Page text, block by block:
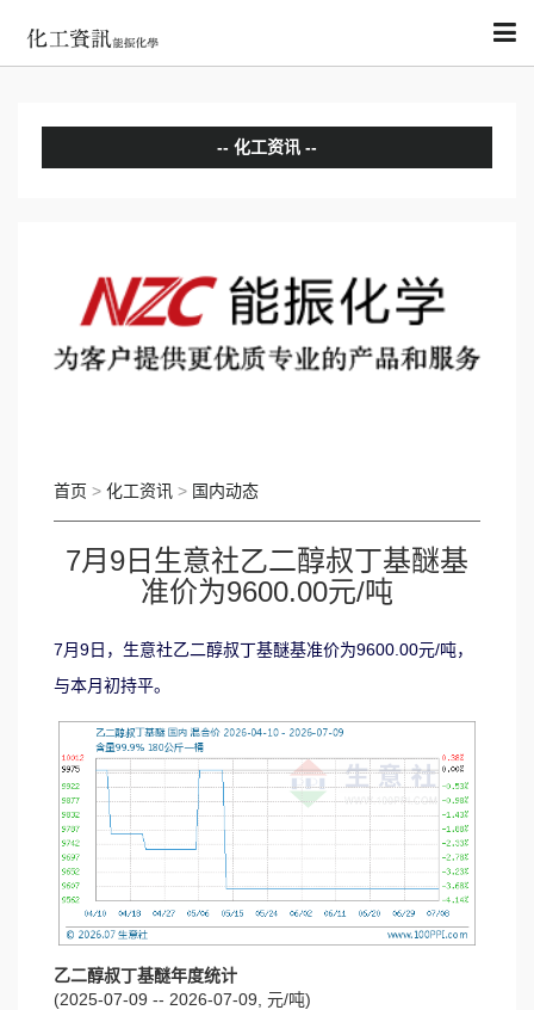
化工资讯
国际动态
首页 > 化工资讯 > 国内动态
7月9日生意社乙二醇叔丁基醚基
准价为9600.00元/吨
7月9日，生意社乙二醇叔丁基醚基准价为9600.00元/吨，
与本月初持平。
乙二醇叔丁基醚年度统计
(2025-07-09 -- 2026-07-09, 元/吨)